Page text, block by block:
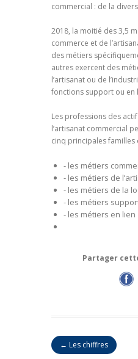
commercial : de la
2018, la moitié des 3,5
commerce et de
des métiers
autres exercent des
l’artisanat ou de
fonctions support ou en
Les professions des
l’artisanat commercial
cinq principales familles
- les métiers
- les métiers de
- les métiers de la
- les métiers
- les métiers en
Partager
← Les chiffres